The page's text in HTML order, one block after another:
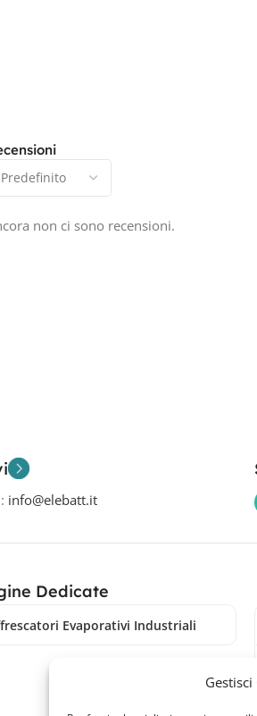
TENSIONE IN VOLT
non ci sono recensioni.
info@elebatt.it
Dedicate
Evaporativi Industriali